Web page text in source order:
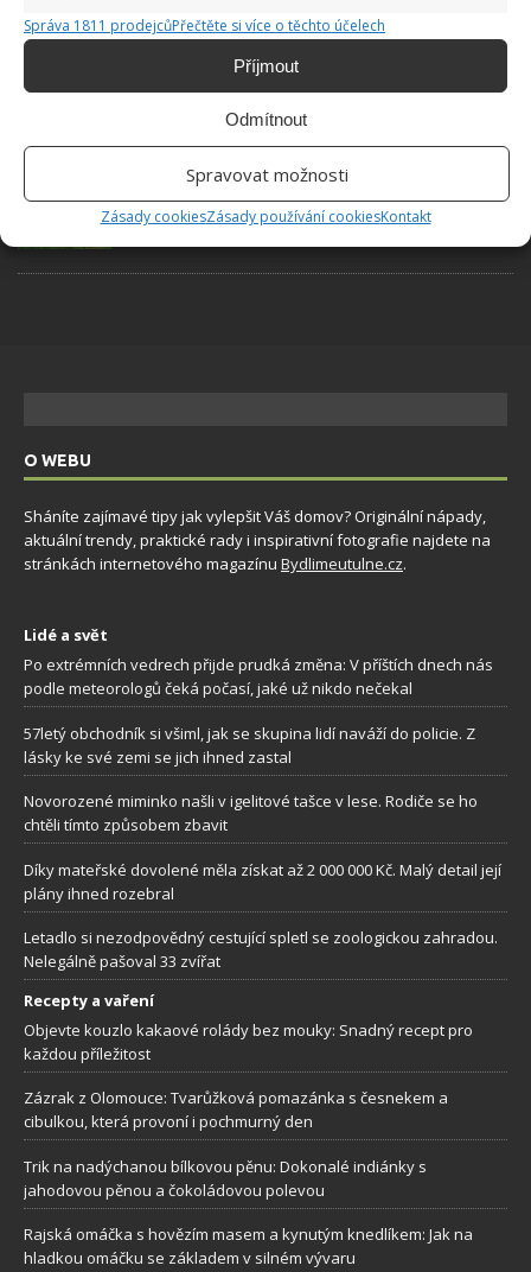
Správa 1811 prodejcůPřečtěte si více o těchto účelech
Příjmout
Odmítnout
Spravovat možnosti
Zásady cookiesZásady používání cookiesKontakt
Pokojové rostliny pro začátečníky, které jsou
nenáročné a něco vydrží
Využití dešťové vody v domácnosti: Tři
způsoby, jak její měkkost promění váš úklid
O WEBU
Sháníte zajímavé tipy jak vylepšit Váš domov? Originální nápady,
aktuální trendy, praktické rady i inspirativní fotografie najdete na
stránkách internetového magazínu Bydlimeutulne.cz.
Lidé a svět
Po extrémních vedrech přijde prudká změna: V příštích dnech nás
podle meteorologů čeká počasí, jaké už nikdo nečekal
57letý obchodník si všiml, jak se skupina lidí naváží do policie. Z
lásky ke své zemi se jich ihned zastal
Novorozené miminko našli v igelitové tašce v lese. Rodiče se ho
chtěli tímto způsobem zbavit
Díky mateřské dovolené měla získat až 2 000 000 Kč. Malý detail její
plány ihned rozebral
Letadlo si nezodpovědný cestující spletl se zoologickou zahradou.
Nelegálně pašoval 33 zvířat
Recepty a vaření
Objevte kouzlo kakaové rolády bez mouky: Snadný recept pro
každou příležitost
Zázrak z Olomouce: Tvarůžková pomazánka s česnekem a
cibulkou, která provoní i pochmurný den
Trik na nadýchanou bílkovou pěnu: Dokonalé indiánky s
jahodovou pěnou a čokoládovou polevou
Rajská omáčka s hovězím masem a kynutým knedlíkem: Jak na
hladkou omáčku se základem v silném vývaru